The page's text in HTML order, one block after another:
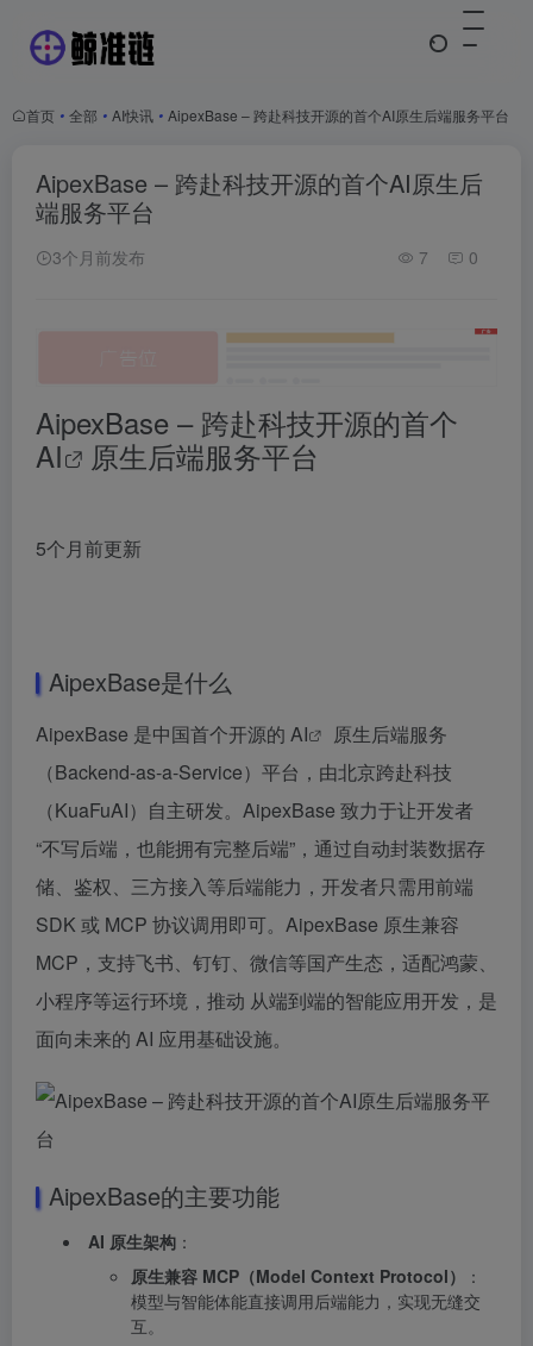
首页 • 全部 • AI快讯 • AipexBase – 跨赴科技开源的首个AI原生后端服务平台
AipexBase – 跨赴科技开源的首个AI原生后
端服务平台
3个月前发布 7 0
AipexBase – 跨赴科技开源的首个
AI
原生后端服务平台
5个月前更新
AipexBase是什么
AipexBase 是中国首个开源的 AI
原生后端服务
（Backend-as-a-Service）平台，由北京跨赴科技
（KuaFuAI）自主研发。AipexBase 致力于让开发者
“不写后端，也能拥有完整后端”，通过自动封装数据存
储、鉴权、三方接入等后端能力，开发者只需用前端
SDK 或 MCP 协议调用即可。AipexBase 原生兼容
MCP，支持飞书、钉钉、微信等国产生态，适配鸿蒙、
小程序等运行环境，推动 从端到端的智能应用开发，是
面向未来的 AI 应用基础设施。
AipexBase的主要功能
AI 原生架构 ：
原生兼容 MCP（Model Context Protocol）
：
模型与智能体能直接调用后端能力，实现无缝交
互。